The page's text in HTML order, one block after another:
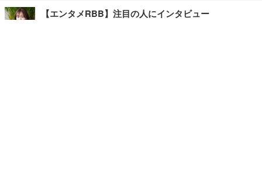
【エンタメRBB】注目の人にインタビュー